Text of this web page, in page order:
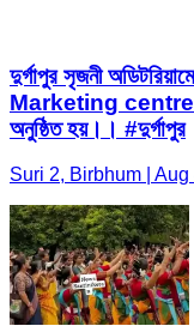
দুর্গাপুর সৃজনী
Marketing centre এ
অনুষ্ঠিত হয়।। #দুর্গাপুর
Suri 2, Birbhum | Aug